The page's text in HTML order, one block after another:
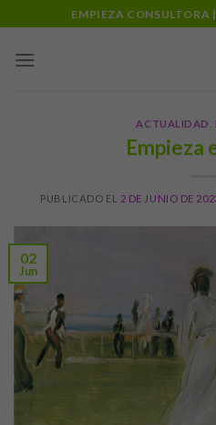
to
content
EMPIEZA CONSULTORA
ACTUALIDAD
Empieza
PUBLICADO EL 2 DE JUNIO DE
02
Jun